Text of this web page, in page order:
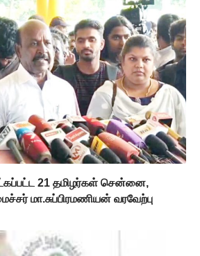
21 தமிழர்கள் சென்னை,
மா.சுப்பிரமணியன் வரவேற்பு